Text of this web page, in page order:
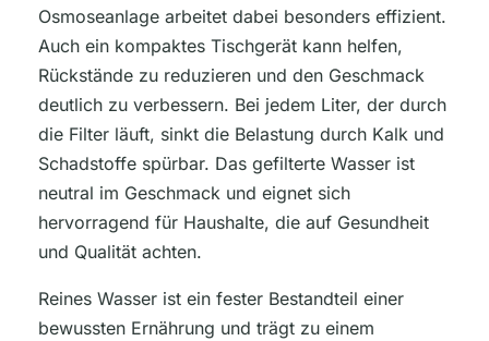
Osmoseanlage arbeitet dabei besonders effizient.
Auch ein kompaktes Tischgerät kann helfen,
Rückstände zu reduzieren und den Geschmack
deutlich zu verbessern. Bei jedem Liter, der durch
die Filter läuft, sinkt die Belastung durch Kalk und
Schadstoffe spürbar. Das gefilterte Wasser ist
neutral im Geschmack und eignet sich
hervorragend für Haushalte, die auf Gesundheit
und Qualität achten.
Reines Wasser ist ein fester Bestandteil einer
bewussten Ernährung und trägt zu einem